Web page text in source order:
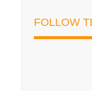
FOLLOW